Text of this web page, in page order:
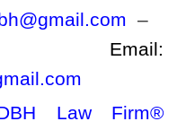
–
Email:
Law Firm®